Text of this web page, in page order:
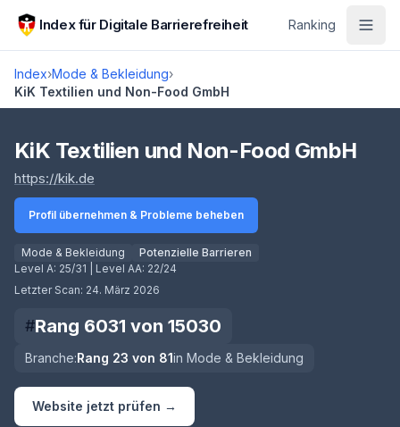
Zum Hauptinhalt springen
Index für Digitale Barrierefreiheit Ranking
Index›Mode & Bekleidung›
KiK Textilien und Non-Food GmbH
Score lädt
KiK Textilien und Non-Food GmbH
https://kik.de
Profil übernehmen & Probleme beheben
Mode & Bekleidung
Potenzielle Barrieren
Level A: 25/31 | Level AA: 22/24
Letzter Scan: 24. März 2026
#Rang 6031 von 15030
Branche:Rang 23 von 81in Mode & Bekleidung
Website jetzt prüfen →